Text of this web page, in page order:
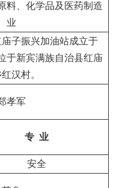
料、化学品及医药制造
业
子振兴加油站成立于
于新宾满族自治县红庙
红汉村。
孝军
专 业
安全